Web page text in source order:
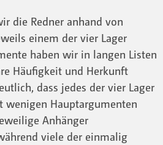
die Redner anhand von
einem der vier Lager
haben wir in langen Listen
Häufigkeit und Herkunft
dass jedes der vier Lager
wenigen Hauptargumenten
Anhänger
viele der einmalig